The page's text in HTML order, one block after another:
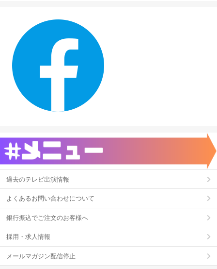
過去のテレビ出演情報
よくあるお問い合わせについて
銀行振込でご注文のお客様へ
採用・求人情報
メールマガジン配信停止